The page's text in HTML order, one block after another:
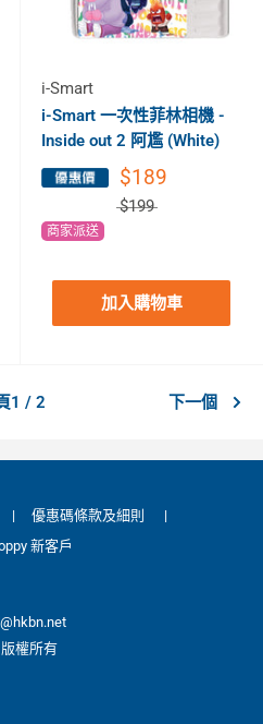
i-Smart
i-Smart 一次性菲林相機 -
Inside out 2 阿尷 (White)
$189
$199
商家派送
加入購物車
1 / 2 下一個
| 優惠碼條款及細則
|
新客戶
權所有